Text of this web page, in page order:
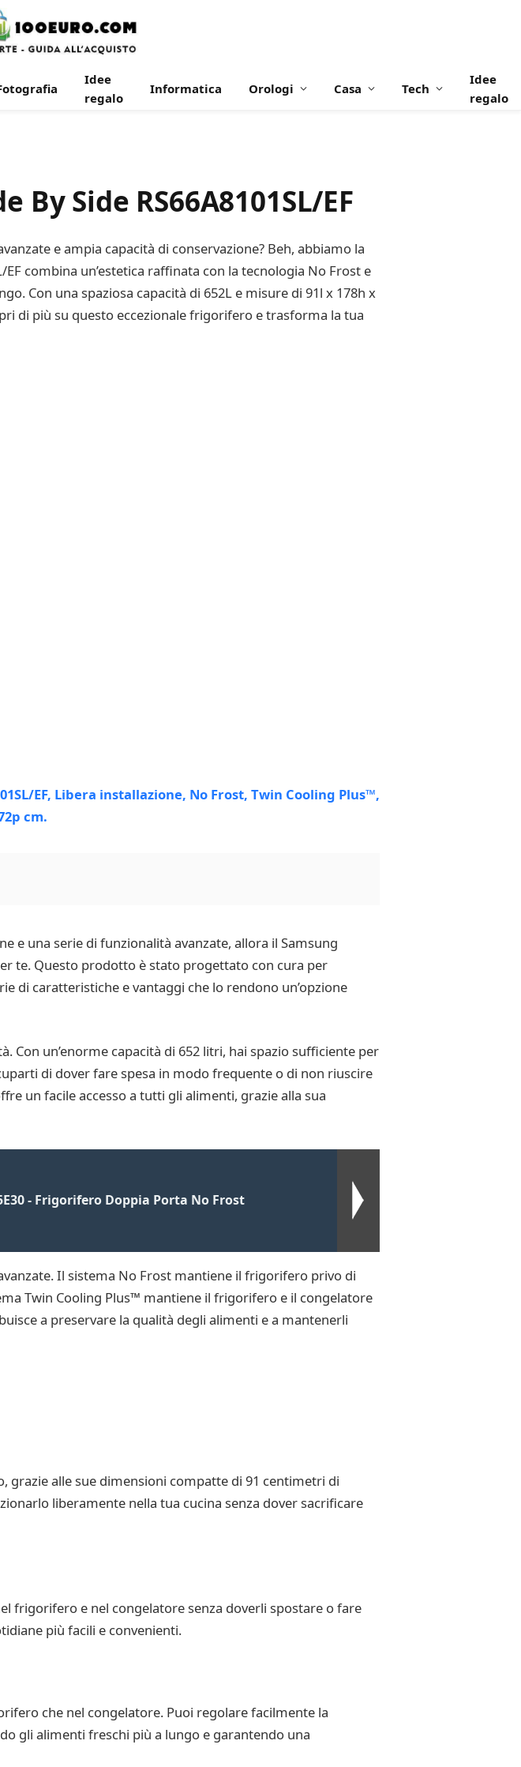
Idee
regalo
Informatica Orologi Casa Tech
Idee
regalo
Side RS66A8101SL/EF
e ampia capacità di conservazione? Beh, abbiamo la
combina un’estetica raffinata con la tecnologia No Frost e
Con una spaziosa capacità di 652L e misure di 91l x 178h x
di più su questo eccezionale frigorifero e trasforma la tua
e una serie di funzionalità avanzate, allora il Samsung
te. Questo prodotto è stato progettato con cura per
di caratteristiche e vantaggi che lo rendono un’opzione
un’enorme capacità di 652 litri, hai spazio sufficiente per
di dover fare spesa in modo frequente o di non riuscire
un facile accesso a tutti gli alimenti, grazie alla sua
- Frigorifero Doppia Porta No Frost
Il sistema No Frost mantiene il frigorifero privo di
Twin Cooling Plus™ mantiene il frigorifero e il congelatore
a preservare la qualità degli alimenti e a mantenerli
grazie alle sue dimensioni compatte di 91 centimetri di
liberamente nella tua cucina senza dover sacrificare
frigorifero e nel congelatore senza doverli spostare o fare
più facili e convenienti.
che nel congelatore. Puoi regolare facilmente la
gli alimenti freschi più a lungo e garantendo una